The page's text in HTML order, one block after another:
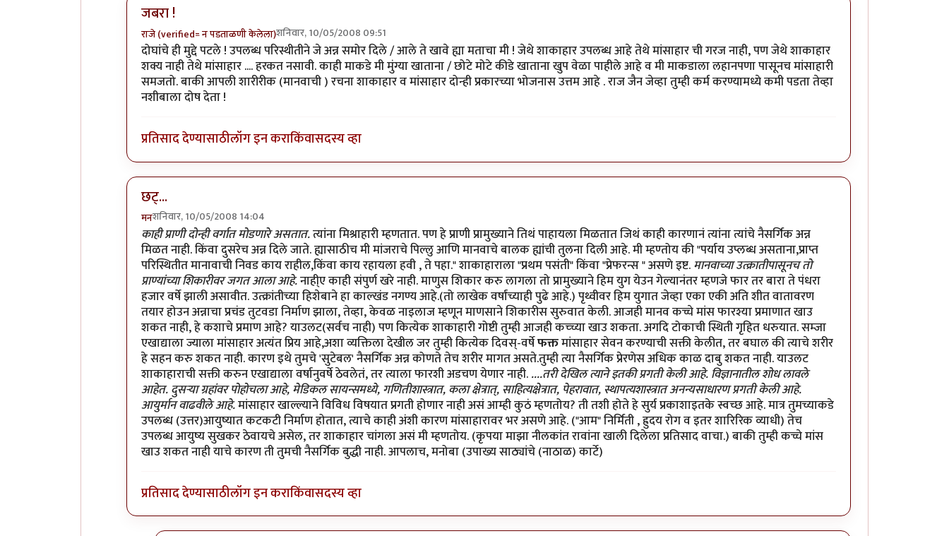
जबरा !
राजे (verified= न पडताळणी केलेला)शनिवार, 10/05/2008 09:51
In reply toशाकाहार-मांसाहार....byप्रभाकर पेठकर
दोघांचे ही मुद्दे पटले ! उपलब्ध परिस्थीतीने जे अन्न समोर दिले / आले ते खावे ह्या मताचा मी ! जेथे शाकाहार उपलब्ध आहे तेथे मांसाहार ची गरज नाही, पण जेथे शाकाहार
शक्य नाही तेथे मांसाहार .... हरकत नसावी. काही माकडे मी मुंग्या खाताना / छोटे मोटे कीडे खाताना खुप वेळा पाहीले आहे व मी माकडाला लहानपणा पासूनच मांसाहारी
समजतो. बाकी आपली शारीरीक (मानवाची ) रचना शाकाहार व मांसाहार दोन्ही प्रकारच्या भोजनास उत्तम आहे . राज जैन जेव्हा तुम्ही कर्म करण्यामध्ये कमी पडता तेव्हा
नशीबाला दोष देता !
प्रतिसाद देण्यासाठीलॉग इन कराकिंवासदस्य व्हा
छट्...
मनशनिवार, 10/05/2008 14:04
In reply toशाकाहार-मांसाहार....byप्रभाकर पेठकर
काही प्राणी दोन्ही वर्गात मोडणारे असतात.त्यांना मिश्राहारी म्हणतात. पण हे प्राणी प्रामुख्याने तिथं पाहायला मिळतात जिथं काही कारणानं त्यांना त्यांचे नैसर्गिक अन्न
मिळत नाही. किंवा दुसरेच अन्न दिले जाते. ह्यासाठीच मी मांजराचे पिल्लु आणि मानवाचे बालक ह्यांची तुलना दिली आहे. मी म्हण्तोय की "पर्याय उप्लब्ध असताना,प्राप्त
परिस्थितीत मानावाची निवड काय राहील,किंवा काय रहायला हवी , ते पहा." शाकाहाराला "प्रथम पसंती" किंवा "प्रेफरन्स " असणे इष्ट.मानवाच्या उत्क्रातीपासूनच तो
प्राण्यांच्या शिकारीवर जगत आला आहे.नाही्ए काही संपुर्ण खरे नाही. माणुस शिकार करु लागला तो प्रामुख्याने हिम युग येउन गेल्यानंतर म्हणजे फार तर बारा ते पंधरा
हजार वर्षे झाली असावीत. उत्क्रांतीच्या हिशेबाने हा काल्खंड नगण्य आहे.(तो लाखेक वर्षांच्याही पुढे आहे.) पृथ्वीवर हिम युगात जेव्हा एका एकी अति शीत वातावरण
तयार होउन अन्नाचा प्रचंड तुटवडा निर्माण झाला, तेव्हा, केवळ नाइलाज म्हणून माणसाने शिकारीस सुरुवात केली. आजही मानव कच्चे मांस फारश्या प्रमाणात खाउ
शकत नाही, हे कशाचे प्रमाण आहे? याउलट(सर्वच नाही) पण कित्येक शाकाहारी गोष्टी तुम्ही आजही कच्च्या खाउ शकता. अगदि टोकाची स्थिती गृहित धरुयात. सम्जा
एखाद्याला ज्याला मांसाहार अत्यंत प्रिय आहे,अशा व्यक्तिला देखील जर तुम्ही कित्येक दिवस्-वर्षेफक्तमांसाहार सेवन करण्याची सक्ती केलीत, तर बघाल की त्याचे शरीर
हे सहन करु शकत नाही. कारण इथे तुमचे 'सुटेबल' नैसर्गिक अन्न कोणते तेच शरीर मागत असते.तुम्ही त्या नैसर्गिक प्रेरणेस अधिक काळ दाबु शकत नाही. याउलट
शाकाहाराची सक्ती करुन एखाद्याला वर्षानुवर्षे ठेवलेतं, तर त्याला फारशी अडचण येणार नाही.....तरी देखिल त्याने इतकी प्रगती केली आहे. विज्ञानातील शोध लावले
आहेत. दुसर्‍या ग्रहांवर पोहोचला आहे, मेडिकल सायन्समध्ये, गणितीशास्त्रात, कला क्षेत्रात्, साहित्यक्षेत्रात, पेहरावात, स्थापत्यशास्त्रात अनन्यसाधारण प्रगती केली आहे.
आयुर्मान वाढवीले आहे.मांसाहार खाल्ल्याने विविध विषयात प्रगती होणार नाही असं आम्ही कुठं म्हणतोय? ती तशी होते हे सुर्य प्रकाशाइतके स्वच्छ आहे. मात्र तुमच्याकडे
उपलब्ध (उत्तर)आयुष्यात कटकटी निर्माण होतात, त्याचे काही अंशी कारण मांसाहारावर भर असणे आहे. ("आम" निर्मिती , ह्रुदय रोग व इतर शारिरिक व्याधी) तेच
उपलब्ध आयुष्य सुखकर ठेवायचे असेल, तर शाकाहार चांगला असं मी म्हणतोय. (कृपया माझा नीलकांत रावांना खाली दिलेला प्रतिसाद वाचा.) बाकी तुम्ही कच्चे मांस
खाउ शकत नाही याचे कारण ती तुमची नैसर्गिक बुद्धी नाही. आपलाच, मनोबा (उपाख्य साठ्यांचे (नाठाळ) कार्टे)
प्रतिसाद देण्यासाठीलॉग इन कराकिंवासदस्य व्हा